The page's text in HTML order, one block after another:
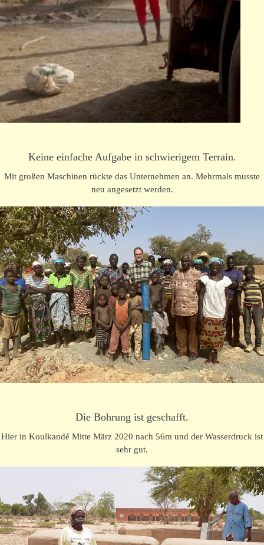
Keine einfache Aufgabe in schwierigem Terrain.
Mit großen Maschinen rückte das Unternehmen an. Mehrmals musste
neu angesetzt werden.
Die Bohrung ist geschafft.
Hier in Koulkandé Mitte März 2020 nach 56m und der Wasserdruck ist
sehr gut.